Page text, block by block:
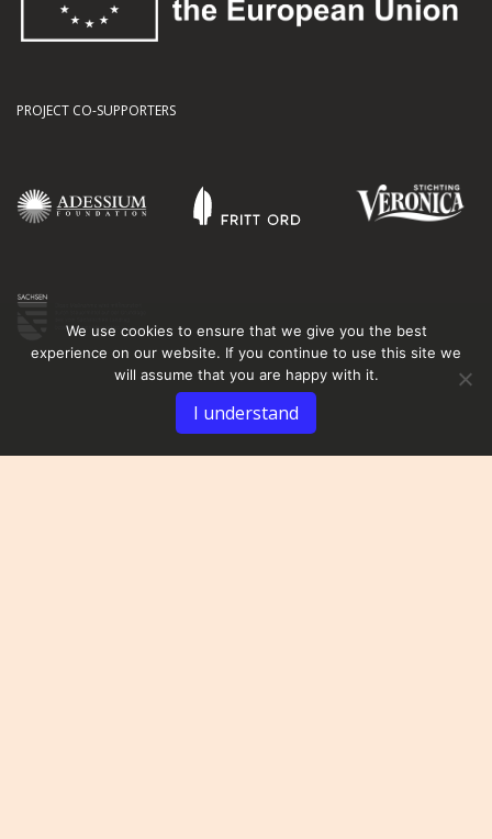
PROJECT CO-SUPPORTERS
We use cookies to ensure that we give you the best
experience on our website. If you continue to use this site we
will assume that you are happy with it.
I understand